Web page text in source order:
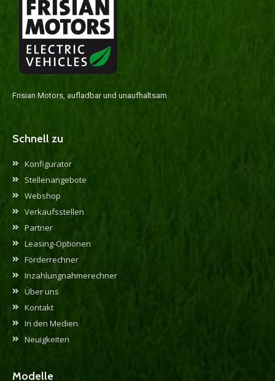
Frisian Motors, aufladbar und unaufhaltsam.
Schnell zu
Konfigurator
Stellenangebote
Webshop
Verkaufsstellen
Partner
Leasing-Optionen
Förderrechner
Inzahlungnahmerechner
Über uns
Kontakt
In den Medien
Neuigkeiten
Modelle